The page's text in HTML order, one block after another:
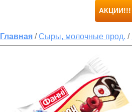
АКЦИИ!!!
Главная /Сыры, молочные прод. /